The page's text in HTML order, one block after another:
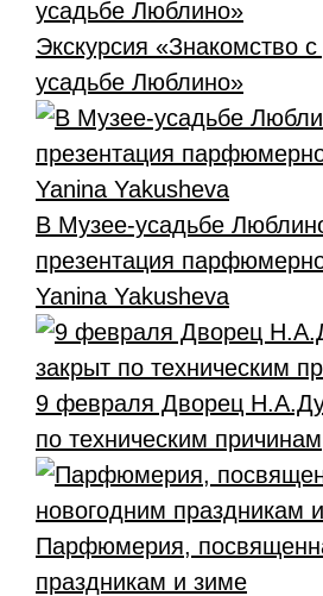
Экскурсия «Знакомство
усадьбе Люблино»
В Музее-усадьбе
презентация
Yanina Yakusheva
9 февраля Дворец
по техническим причинам
Парфюмерия,
праздникам и зиме